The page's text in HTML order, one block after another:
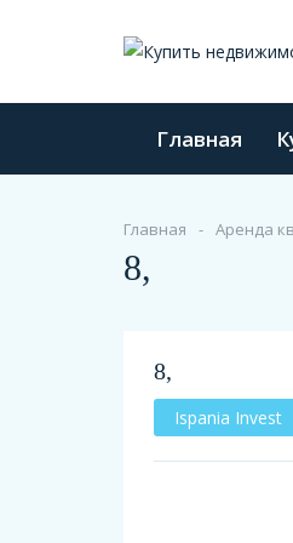
Главная
Главная Аренда
8,
8,
Ispania Invest